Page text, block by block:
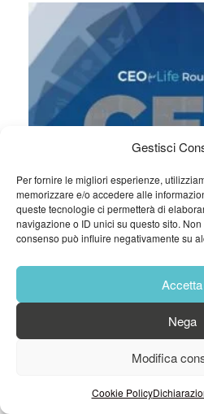
Gestisci
Per fornire le migliori esperienze,
memorizzare e/o accedere alle
queste tecnologie ci permetterà di
navigazione o ID unici su questo sito.
consenso può influire negativamente su
Accetta
Nega
Modifica
Cookie Policy